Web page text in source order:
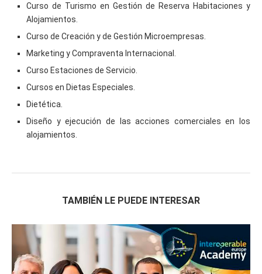
Curso de Turismo en Gestión de Reserva Habitaciones y
Alojamientos.
Curso de Creación y de Gestión Microempresas.
Marketing y Compraventa Internacional.
Curso Estaciones de Servicio.
Cursos en Dietas Especiales.
Dietética.
Diseño y ejecución de las acciones comerciales en los
alojamientos.
TAMBIÉN LE PUEDE INTERESAR